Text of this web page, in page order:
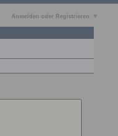
Anmelden oder Registrieren